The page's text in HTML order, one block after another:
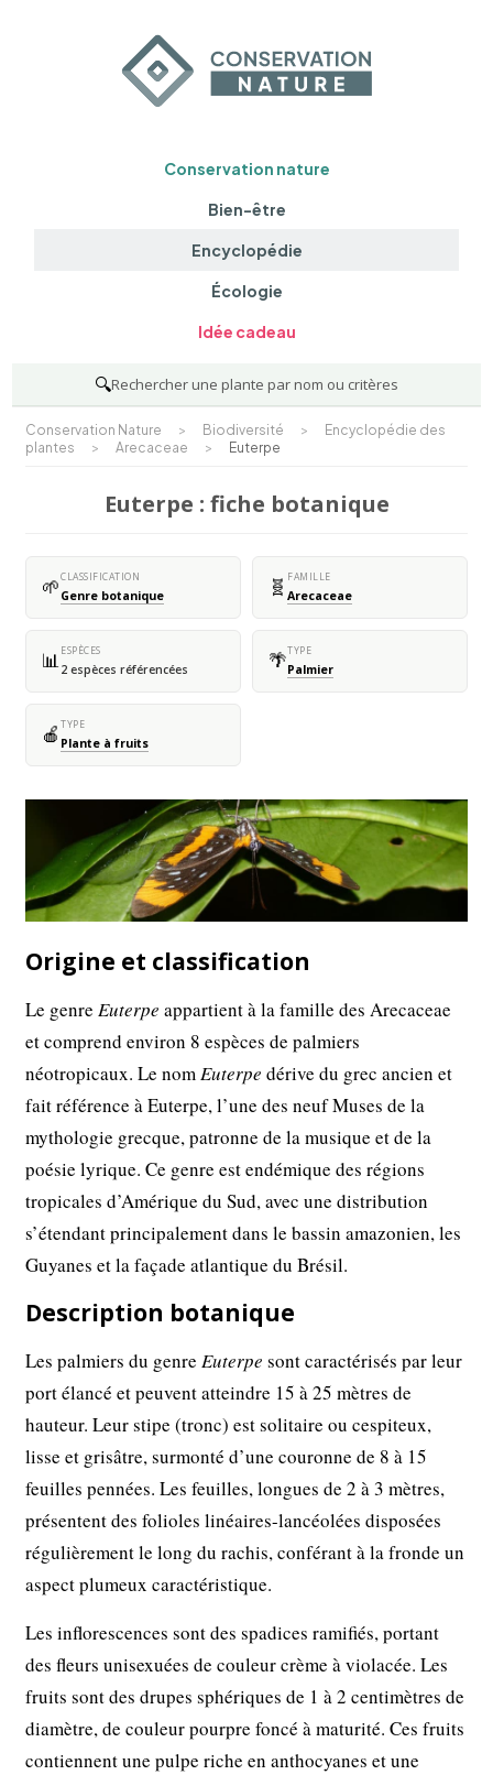
Conservation nature
Bien-être
Encyclopédie
Écologie
Idée cadeau
🔍Rechercher une plante par nom ou critères
Conservation Nature > Biodiversité >
Encyclopédie des
plantes
> Arecaceae > Euterpe
Euterpe : fiche botanique
🌱CLASSIFICATION
Genre botanique 🧬 FAMILLE
Arecaceae
📊ESPÈCES
2 espèces référencées 🌴TYPE
Palmier
🍎 TYPE
Plante à fruits
Origine et classification
Le genreEuterpe appartient à la famille des Arecaceae
et comprend environ 8 espèces de palmiers
néotropicaux. Le nomEuterpe dérive du grec ancien et
fait référence à Euterpe, l’une des neuf Muses de la
mythologie grecque, patronne de la musique et de la
poésie lyrique. Ce genre est endémique des régions
tropicales d’Amérique du Sud, avec une distribution
s’étendant principalement dans le bassin amazonien, les
Guyanes et la façade atlantique du Brésil.
Description botanique
Les palmiers du genreEuterpe sont caractérisés par leur
port élancé et peuvent atteindre 15 à 25 mètres de
hauteur. Leur stipe (tronc) est solitaire ou cespiteux,
lisse et grisâtre, surmonté d’une couronne de 8 à 15
feuilles pennées. Les feuilles, longues de 2 à 3 mètres,
présentent des folioles linéaires-lancéolées disposées
régulièrement le long du rachis, conférant à la fronde un
aspect plumeux caractéristique.
Les inflorescences sont des spadices ramifiés, portant
des fleurs unisexuées de couleur crème à violacée. Les
fruits sont des drupes sphériques de 1 à 2 centimètres de
diamètre, de couleur pourpre foncé à maturité. Ces fruits
contiennent une pulpe riche en anthocyanes et une